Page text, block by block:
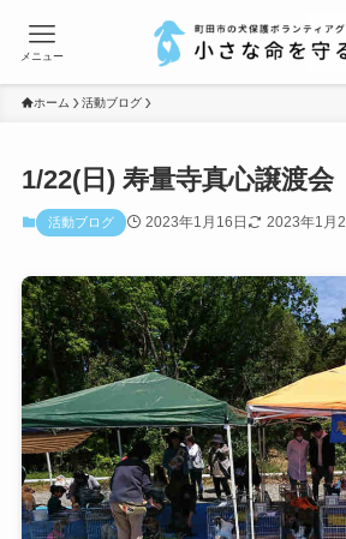
メニュー
ホーム 活動ブログ
1/22(日) 寿量寺真心譲渡
活動ブログ 2023年1月16日 2023年1月